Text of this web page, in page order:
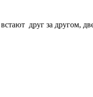
друг за другом,